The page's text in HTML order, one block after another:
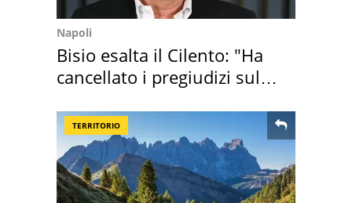
Napoli
Bisio esalta il Cilento: "Ha
cancellato i pregiudizi sul
TERRITORIO